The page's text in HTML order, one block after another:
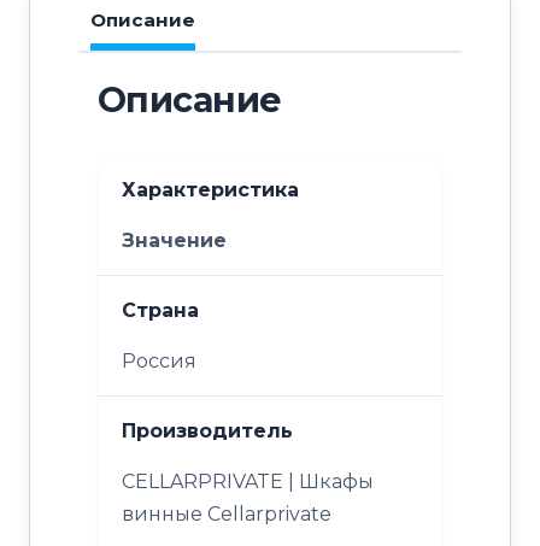
Описание
Описание
Характеристика
Значение
Страна
Россия
Производитель
CELLARPRIVATE | Шкафы
винные Cellarprivate